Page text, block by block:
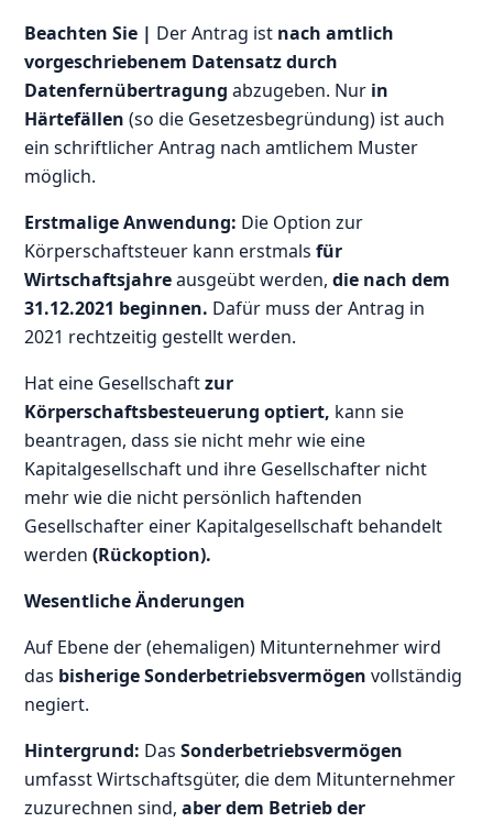
Beachten Sie | Der Antrag ist nach amtlich
vorgeschriebenem Datensatz durch
Datenfernübertragung abzugeben. Nur in
Härtefällen (so die Gesetzesbegründung) ist auch
ein schriftlicher Antrag nach amtlichem Muster
möglich.
Erstmalige Anwendung: Die Option zur
Körperschaftsteuer kann erstmalsfür
Wirtschaftsjahreausgeübt werden,die nach dem
31.12.2021 beginnen. Dafür muss der Antrag in
2021 rechtzeitig gestellt werden.
Hat eine Gesellschaftzur
Körperschaftsbesteuerung optiert, kann sie
beantragen, dass sie nicht mehr wie eine
Kapitalgesellschaft und ihre Gesellschafter nicht
mehr wie die nicht persönlich haftenden
Gesellschafter einer Kapitalgesellschaft behandelt
werden(Rückoption).
Wesentliche Änderungen
Auf Ebene der (ehemaligen) Mitunternehmer wird
das bisherige Sonderbetriebsvermögen vollständig
negiert.
Hintergrund: DasSonderbetriebsvermögen
umfasst Wirtschaftsgüter, die dem Mitunternehmer
zuzurechnen sind,aber dem Betrieb der